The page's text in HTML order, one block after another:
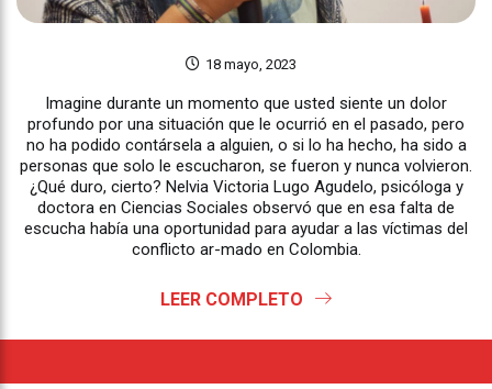
18 mayo, 2023
Imagine durante un momento que usted siente un dolor
profundo por una situación que le ocurrió en el pasado, pero
no ha podido contársela a alguien, o si lo ha hecho, ha sido a
personas que solo le escucharon, se fueron y nunca volvieron.
¿Qué duro, cierto? Nelvia Victoria Lugo Agudelo, psicóloga y
doctora en Ciencias Sociales observó que en esa falta de
escucha había una oportunidad para ayudar a las víctimas del
conflicto ar-mado en Colombia.
LEER COMPLETO